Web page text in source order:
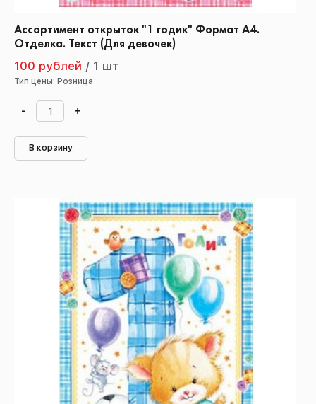
Ассортимент открыток "1 годик" Формат А4.
Отделка. Текст (Для девочек)
100 рублей / 1 шт
Тип цены: Розница
- +
В корзину